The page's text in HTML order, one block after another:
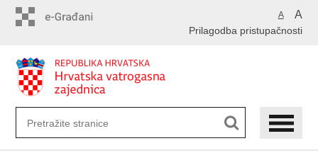
A A
Prilagodba pristupačnosti